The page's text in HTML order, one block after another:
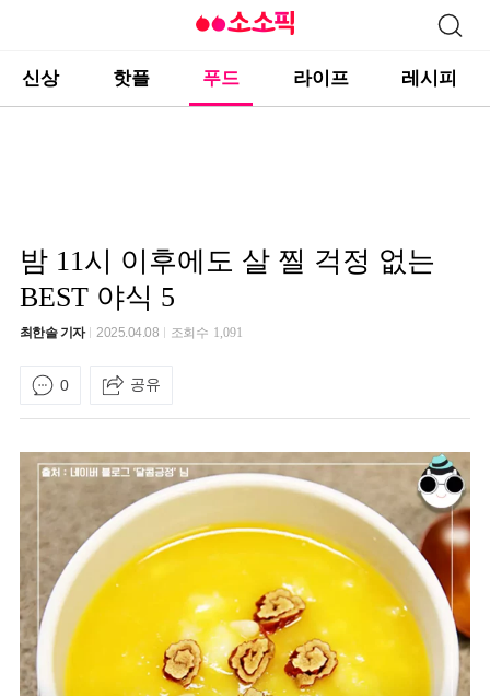
신상 핫플 푸드 라이프 레시피
밤 11시 이후에도 살 찔 걱정 없는
BEST 야식 5
최한솔 기자 2025.04.08 조회수 1,091
0 공유